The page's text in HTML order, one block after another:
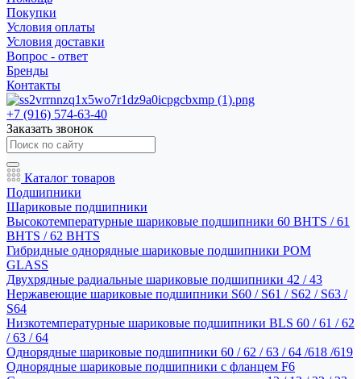
Покупки
Условия оплаты
Условия доставки
Вопрос - ответ
Бренды
Контакты
+7 (916) 574-63-40
Заказать звонок
Каталог товаров
Подшипники
Шариковые подшипники
Высокотемпературные шариковые подшипники 60 BHTS / 61
BHTS / 62 BHTS
Гибридные однорядные шариковые подшипники POM
GLASS
Двухрядные радиальные шариковые подшипники 42 / 43
Нержавеющие шариковые подшипники S60 / S61 / S62 / S63 /
S64
Низкотемпературные шариковые подшипники BLS 60 / 61 / 62
/ 63 / 64
Однорядные шариковые подшипники 60 / 62 / 63 / 64 /618 /619
Однорядные шариковые подшипники с фланцем F6